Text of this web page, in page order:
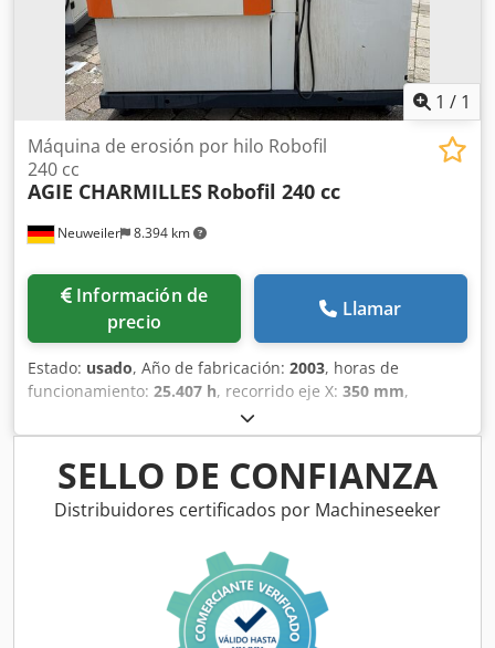
carga libre Pago : estrictamente neto - después de la
recepción de la factura
1 / 1
Neuweiler 8.394 km
Máquina de erosión por hilo Robofil
240 cc
AGIE CHARMILLES Robofil 240 cc
Información de
precio
Llamar
Estado: usado, Año de fabricación: 2003, horas de
funcionamiento: 25.407 h, recorrido eje X: 350 mm,
, recorrido del eje Z:
Diámetro del alambre: 0,1-0,3 mm Rehilado automático
Baño de agua Horas de funcionamiento: 25407 horas
Recorridos: X: 350 mm Y: 220 mm Z: 220 mm U: 350 mm V:
220 mm Control Millenium Año de fabricación: 2003 Djdpfx
SELLO DE CONFIANZA
Distribuidores certificados por Machineseeker